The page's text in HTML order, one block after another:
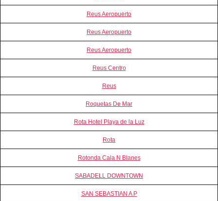
Reus Aeropuerto
Reus Aeropuerto
Reus Aeropuerto
Reus Centro
Reus
Roquetas De Mar
Rota Hotel Playa de la Luz
Rota
Rotonda Cala N Blanes
SABADELL DOWNTOWN
SAN SEBASTIAN A P